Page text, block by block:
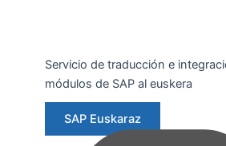
Servicio de traducción e
módulos de SAP al euskera
SAP Euskaraz